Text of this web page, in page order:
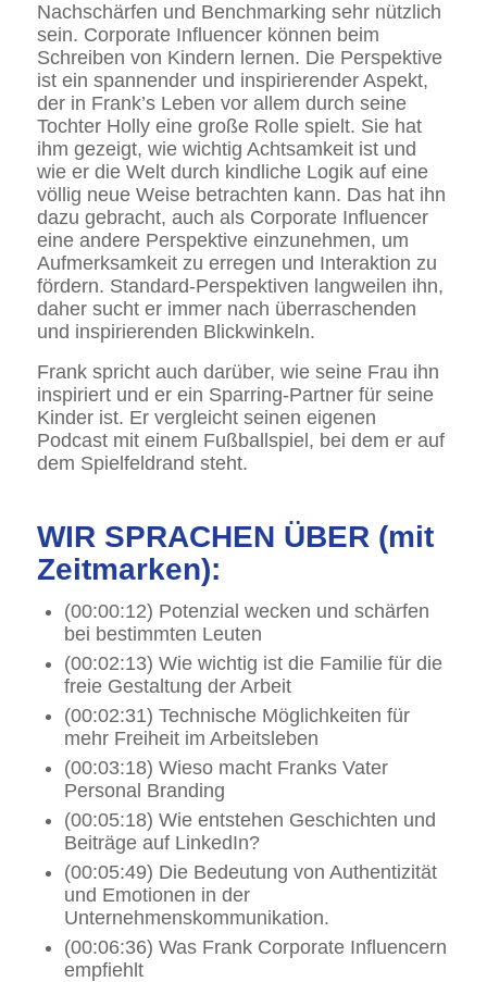
Nachschärfen und Benchmarking sehr nützlich
sein. Corporate Influencer können beim
Schreiben von Kindern lernen. Die Perspektive
ist ein spannender und inspirierender Aspekt,
der in Frank’s Leben vor allem durch seine
Tochter Holly eine große Rolle spielt. Sie hat
ihm gezeigt, wie wichtig Achtsamkeit ist und
wie er die Welt durch kindliche Logik auf eine
völlig neue Weise betrachten kann. Das hat ihn
dazu gebracht, auch als Corporate Influencer
eine andere Perspektive einzunehmen, um
Aufmerksamkeit zu erregen und Interaktion zu
fördern. Standard-Perspektiven langweilen ihn,
daher sucht er immer nach überraschenden
und inspirierenden Blickwinkeln.
Frank spricht auch darüber, wie seine Frau ihn
inspiriert und er ein Sparring-Partner für seine
Kinder ist. Er vergleicht seinen eigenen
Podcast mit einem Fußballspiel, bei dem er auf
dem Spielfeldrand steht.
WIR SPRACHEN ÜBER (mit
Zeitmarken):
(00:00:12) Potenzial wecken und schärfen
bei bestimmten Leuten
(00:02:13) Wie wichtig ist die Familie für die
freie Gestaltung der Arbeit
(00:02:31) Technische Möglichkeiten für
mehr Freiheit im Arbeitsleben
(00:03:18) Wieso macht Franks Vater
Personal Branding
(00:05:18) Wie entstehen Geschichten und
Beiträge auf LinkedIn?
(00:05:49) Die Bedeutung von Authentizität
und Emotionen in der
Unternehmenskommunikation.
(00:06:36) Was Frank Corporate Influencern
empfiehlt